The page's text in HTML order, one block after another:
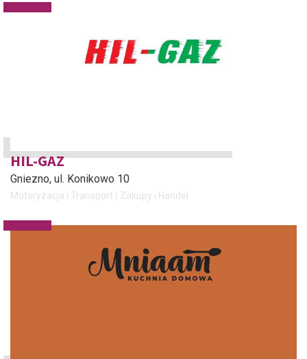
HIL-GAZ
Gniezno, ul. Konikowo 10
Motoryzacja i Transport Zakupy i Handel